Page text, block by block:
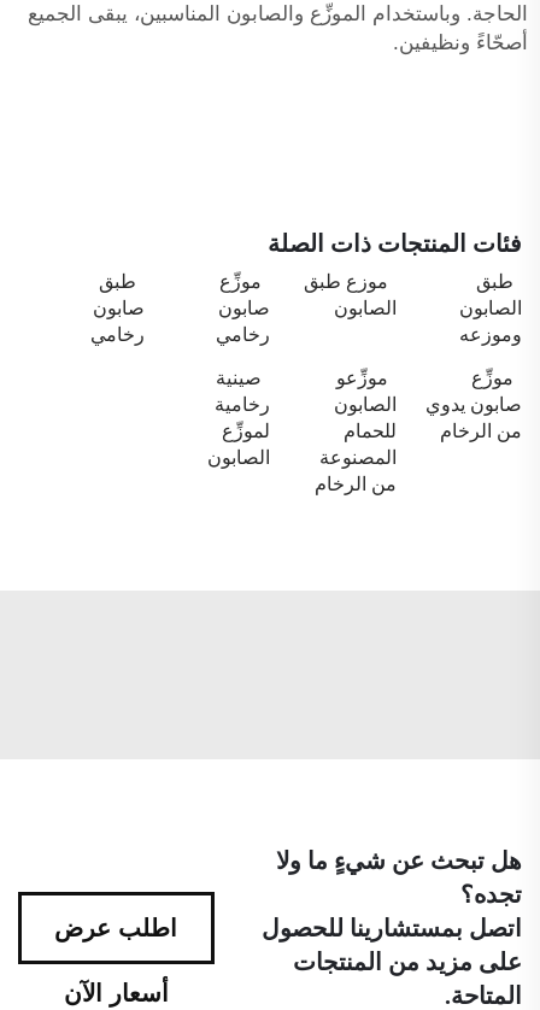
الحاجة. وباستخدام الموزِّع والصابون المناسبين، يبقى الجميع
أصحّاءً ونظيفين.
فئات المنتجات ذات الصلة
طبق
الصابون
وموزعه
موزع طبق
الصابون
موزِّع
صابون
رخامي
طبق
صابون
رخامي
موزِّع
صابون يدوي
من الرخام
موزِّعو
الصابون
للحمام
المصنوعة
من الرخام
صينية
رخامية
لموزِّع
الصابون
هل تبحث عن شيءٍ ما ولا
تجده؟
اتصل بمستشارينا للحصول
على مزيد من المنتجات
المتاحة.
اطلب عرض
أسعار الآن